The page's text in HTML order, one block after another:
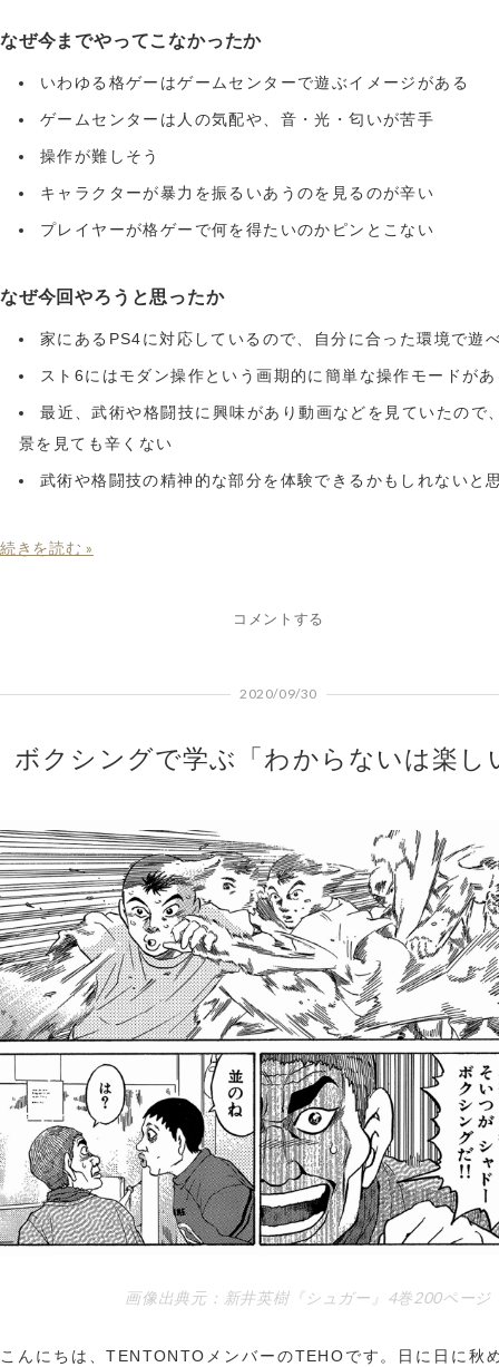
なぜ今までやってこなかったか
いわゆる格ゲーはゲームセンターで遊ぶイメージがある
ゲームセンターは人の気配や、音・光・匂いが苦手
操作が難しそう
キャラクターが暴力を振るいあうのを見るのが辛い
プレイヤーが格ゲーで何を得たいのかピンとこない
なぜ今回やろうと思ったか
家にあるPS4に対応しているので、自分に合った環境で遊
スト6にはモダン操作という画期的に簡単な操作モードが
最近、武術や格闘技に興味があり動画などを見ていたので
景を見ても辛くない
武術や格闘技の精神的な部分を体験できるかもしれないと
続きを読む »
コメントする
2020/09/30
ボクシングで学ぶ「わからないは楽し
画像出典元：新井英樹『シュガー』4巻200ページ
こんにちは、TENTONTOメンバーのTEHOです。日に日に秋